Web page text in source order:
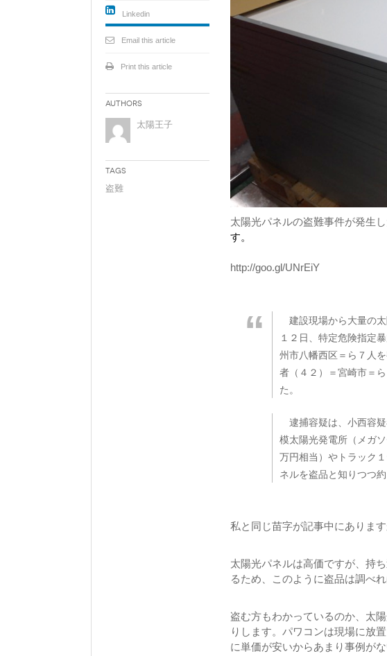
太陽光パネルの盗難事件が発生し
す。
http://goo.gl/UNrEiY
建設現場から大量の
１２日、特定危険指定
州市八幡西区＝ら７人
者（４２）＝宮崎市＝
た。
逮捕容疑は、小西容
模太陽光発電所（メガ
万円相当）やトラック
ネルを盗品と知りつつ
私と同じ苗字が記事中にありま
太陽光パネルは高価ですが、持
るため、このように盗品は調べ
盗む方もわかっているのか、太
りします。パワコンは現場に放
に単価が安いからあまり事例がな
Linkedin
icon[type=linkedin-bug]
Email this article
Print this article
Authors
太陽王子
Tags
盗難